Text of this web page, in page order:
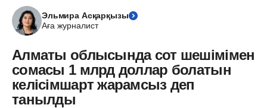
Эльмира Асқарқызы
Аға журналист
Алматы облысында сот шешімімен
сомасы 1 млрд доллар болатын
келісімшарт жарамсыз деп
танылды